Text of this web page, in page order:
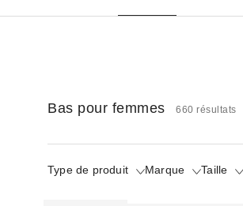
Bas pour femmes 660 résultats
Type de produit Marque Taille